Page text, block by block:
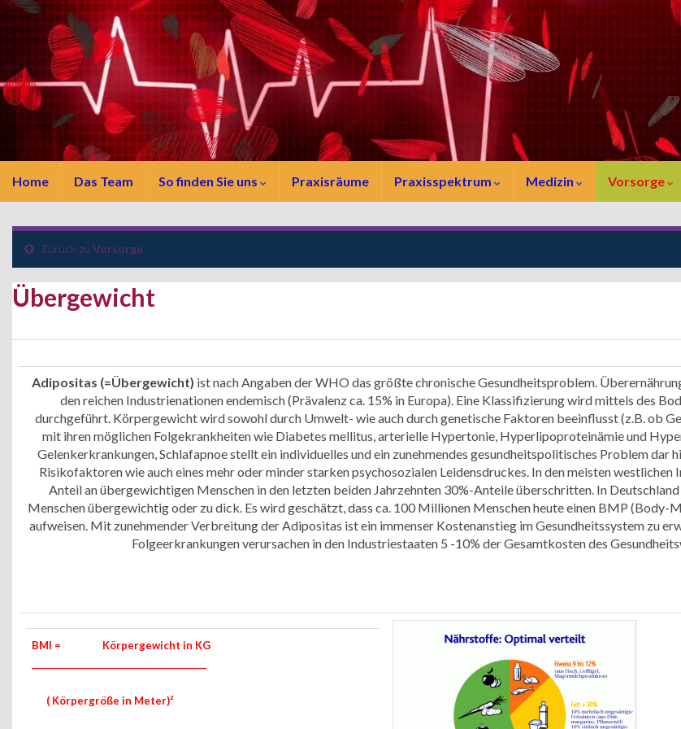
Home Das Team So finden Sie uns Praxisräume Praxisspektrum Medizin Vorsorge
Zurück zu Vorsorge
Übergewicht
Adipositas (=Übergewicht) ist nach Angaben der WHO das größte chronische Gesundheitsproblem.
den reichen Industrienationen endemisch (Prävalenz ca. 15% in Europa). Eine Klassifizierung wird mittels des
durchgeführt. Körpergewicht wird sowohl durch Umwelt- wie auch durch genetische Faktoren beeinflusst (z.B. ob
mit ihren möglichen Folgekrankheiten wie Diabetes mellitus, arterielle Hypertonie, Hyperlipoproteinämie und
Gelenkerkrankungen, Schlafapnoe stellt ein individuelles und ein zunehmendes gesundheitspolitisches Problem dar
Risikofaktoren wie auch eines mehr oder minder starken psychosozialen Leidensdruckes. In den meisten westlichen
Anteil an übergewichtigen Menschen in den letzten beiden Jahrzehnten 30%-Anteile überschritten. In Deutschland
Menschen übergewichtig oder zu dick. Es wird geschätzt, dass ca. 100 Millionen Menschen heute einen BMP (Body-
aufweisen. Mit zunehmender Verbreitung der Adipositas ist ein immenser Kostenanstieg im Gesundheitssystem zu
Folgeerkrankungen verursachen in den Industriestaaten 5 -10% der Gesamtkosten des
BMI =
Körpergewicht in KG
( Körpergröße in Meter)²